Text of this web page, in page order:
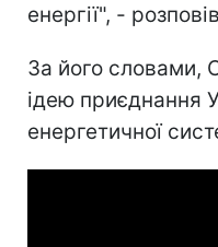
енергії", -
За його словами,
ідею приєднання
енергетичної